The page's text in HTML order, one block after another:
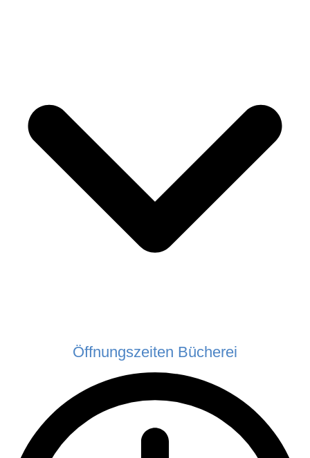
Öffnungszeiten Bücherei